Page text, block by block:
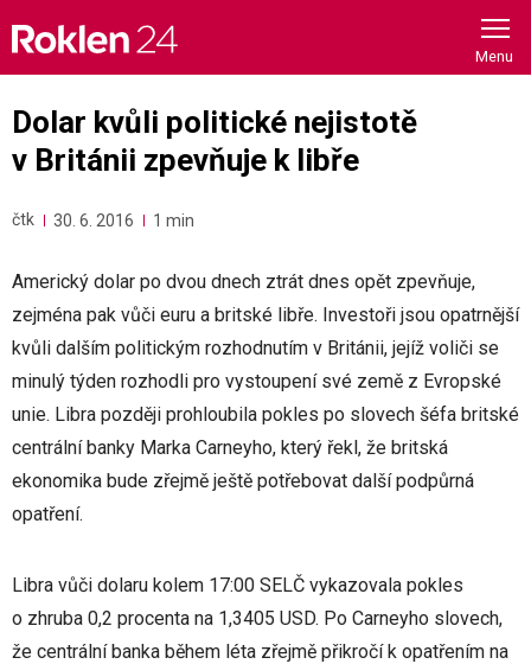
content
Dolar kvůli politické nejistotě
v Británii zpevňuje k libře
čtk 30. 6. 2016 1 min
Americký dolar po dvou dnech ztrát dnes opět zpevňuje,
zejména pak vůči euru a britské libře. Investoři jsou opatrnější
kvůli dalším politickým rozhodnutím v Británii, jejíž voliči se
minulý týden rozhodli pro vystoupení své země z Evropské
unie. Libra později prohloubila pokles po slovech šéfa britské
centrální banky Marka Carneyho, který řekl, že britská
ekonomika bude zřejmě ještě potřebovat další podpůrná
opatření.
Libra vůči dolaru kolem 17:00 SELČ vykazovala pokles
o zhruba 0,2 procenta na 1,3405 USD. Po Carneyho slovech,
že centrální banka během léta zřejmě přikročí k opatřením na